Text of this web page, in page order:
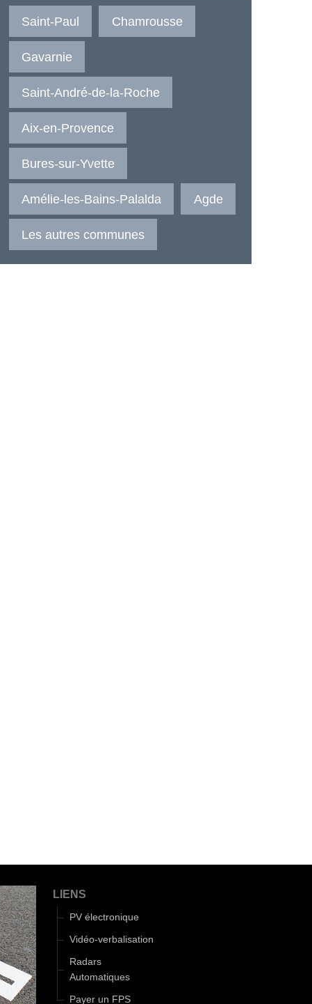
Saint-Paul Chamrousse
Gavarnie
Saint-André-de-la-Roche
Aix-en-Provence
Bures-sur-Yvette
Amélie-les-Bains-Palalda Agde
Les autres communes
LIENS
PV électronique
Vidéo-verbalisation
Radars
Automatiques
Payer un FPS